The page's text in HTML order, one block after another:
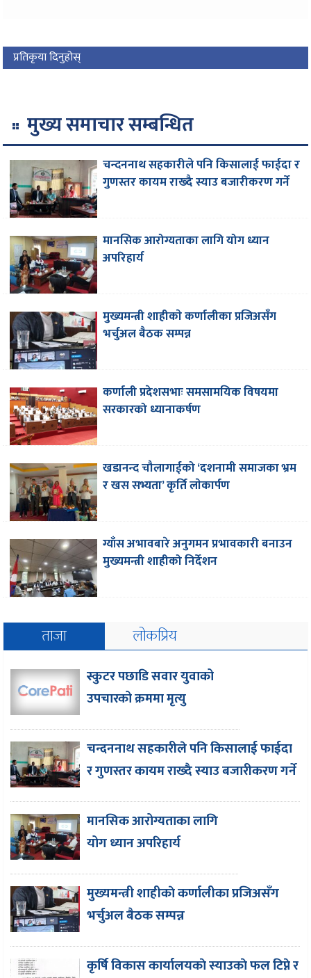
प्रतिकृया दिनुहोस्
मुख्य समाचार सम्बन्धित
चन्दननाथ सहकारीले पनि किसालाई फाईदा र
गुणस्तर कायम राख्दै स्याउ बजारीकरण गर्ने
मानसिक आरोग्यताका लागि योग ध्यान
अपरिहार्य
मुख्यमन्त्री शाहीकाे कर्णालीका प्रजिअसँग
भर्चुअल बैठक सम्पन्न
कर्णाली प्रदेशसभाः समसामयिक विषयमा
सरकारको ध्यानाकर्षण
खडानन्द चौलागाईको ‘दशनामी समाजका भ्रम
र खस सभ्यता’ कृर्ति लाेकार्पण
ग्याँस अभावबारे अनुगमन प्रभावकारी बनाउन
मुख्यमन्त्री शाहीको निर्देशन
ताजा लोकप्रिय
स्कुटर पछाडि सवार युवाको
उपचारको क्रममा मृत्यु
चन्दननाथ सहकारीले पनि किसालाई फाईदा
र गुणस्तर कायम राख्दै स्याउ बजारीकरण गर्ने
मानसिक आरोग्यताका लागि
योग ध्यान अपरिहार्य
मुख्यमन्त्री शाहीकाे कर्णालीका प्रजिअसँग
भर्चुअल बैठक सम्पन्न
कृर्षि विकास कार्यालयकाे स्याउकाे फल टिप्ने र